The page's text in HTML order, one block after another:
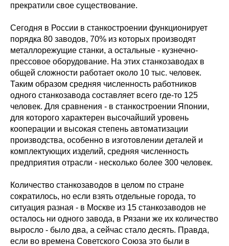
прекратили свое существование.
Сегодня в России в станкостроении функционирует
порядка 80 заводов, 70% из которых производят
металлорежущие станки, а остальные - кузнечно-
прессовое оборудование. На этих станкозаводах в
общей сложности работает около 10 тыс. человек.
Таким образом средняя численность работников
одного станкозавода составляет всего где-то 125
человек. Для сравнения - в станкостроении Японии,
для которого характерен высочайший уровень
кооперации и высокая степень автоматизации
производства, особенно в изготовлении деталей и
комплектующих изделий, средняя численность
предприятия отрасли - несколько более 300 человек.
Количество станкозаводов в целом по стране
сократилось, но если взять отдельные города, то
ситуация разная - в Москве из 15 станкозаводов не
осталось ни одного завода, в Рязани же их количество
выросло - было два, а сейчас стало десять. Правда,
если во времена Советского Союза это были в